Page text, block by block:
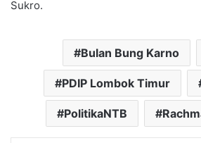
Sukro.
Bulan Bung Karno
PDIP Lombok Timur
PolitikaNTB